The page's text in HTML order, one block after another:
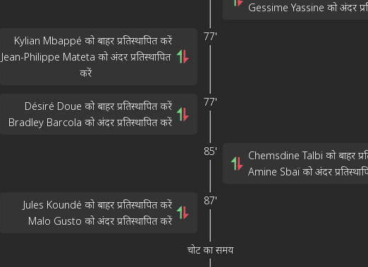
Gessime Yassine को अंदर
77'
Kylian Mbappé को बाहर प्रतिस्थापित करें
Jean-Philippe Mateta को अंदर प्रतिस्थापित
करें
77'
Désiré Doue को बाहर प्रतिस्थापित करें
Bradley Barcola को अंदर प्रतिस्थापित करें
85'
Chemsdine Talbi को बाहर
Amine Sbaï को अंदर
87'
Jules Koundé को बाहर प्रतिस्थापित करें
Malo Gusto को अंदर प्रतिस्थापित करें
चोट का समय